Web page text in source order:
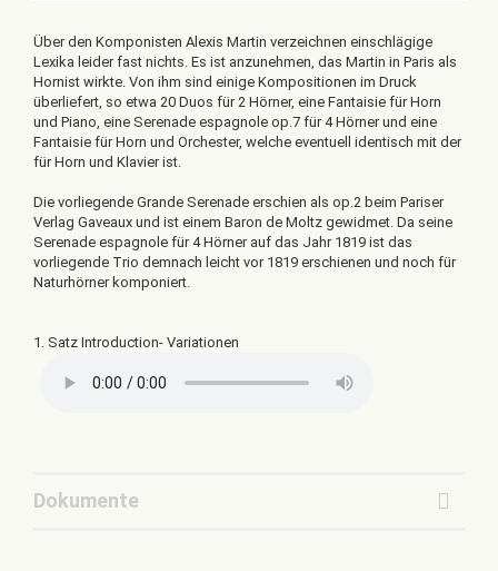
Über den Komponisten Alexis Martin verzeichnen einschlägige
Lexika leider fast nichts. Es ist anzunehmen, das Martin in Paris als
Hornist wirkte. Von ihm sind einige Kompositionen im Druck
überliefert, so etwa 20 Duos für 2 Hörner, eine Fantaisie für Horn
und Piano, eine Serenade espagnole op.7 für 4 Hörner und eine
Fantaisie für Horn und Orchester, welche eventuell identisch mit der
für Horn und Klavier ist.
Die vorliegende Grande Serenade erschien als op.2 beim Pariser
Verlag Gaveaux und ist einem Baron de Moltz gewidmet. Da seine
Serenade espagnole für 4 Hörner auf das Jahr 1819 ist das
vorliegende Trio demnach leicht vor 1819 erschienen und noch für
Naturhörner komponiert.
1. Satz Introduction- Variationen
Dokumente